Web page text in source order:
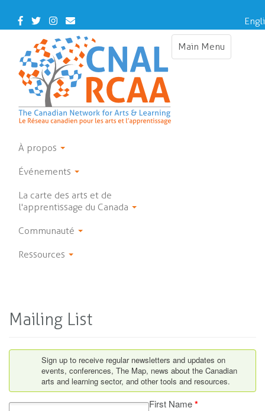
main
Facebook
TwitterInstagramContact Us
Main Menu
Toggle
À propos
Événements
La carte des arts et de
l'apprentissage du Canada
Communauté
Ressources
Mailing List
Sign up to receive regular newsletters and updates on
events, conferences, The Map, news about the Canadian
arts and learning sector, and other tools and resources.
First Name*